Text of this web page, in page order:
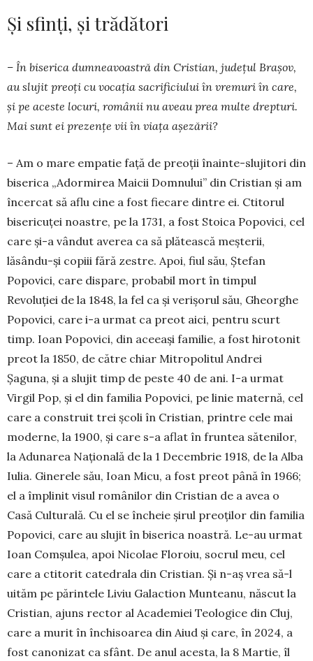
Și sfinți, și trădători
– În biserica dumneavoastră din Cristian, județul Brașov,
au slujit preoți cu vocația sacrificiului în vremuri în care,
și pe aceste locuri, românii nu aveau prea multe drepturi.
Mai sunt ei prezențe vii în viața așezării?
– Am o mare empatie față de preoții înainte-slujitori din
biserica „Adormirea Maicii Domnului” din Cristian și am
încercat să aflu cine a fost fiecare dintre ei. Ctitorul
bisericuței noastre, pe la 1731, a fost Stoica Popovici, cel
care și-a vândut averea ca să plătească meșterii,
lăsându-și copiii fără zestre. Apoi, fiul său, Ștefan
Popovici, care dispare, probabil mort în timpul
Revoluției de la 1848, la fel ca și verișorul său, Gheorghe
Popovici, care i-a urmat ca preot aici, pentru scurt
timp. Ioan Popovici, din aceeași familie, a fost hirotonit
preot la 1850, de către chiar Mitropolitul Andrei
Șaguna, și a slujit timp de peste 40 de ani. I-a urmat
Virgil Pop, și el din familia Popovici, pe linie maternă, cel
care a construit trei școli în Cristian, printre cele mai
moderne, la 1900, și care s-a aflat în fruntea sătenilor,
la Adunarea Națională de la 1 Decembrie 1918, de la Alba
Iulia. Ginerele său, Ioan Micu, a fost preot până în 1966;
el a împlinit visul românilor din Cristian de a avea o
Casă Culturală. Cu el se încheie șirul preoților din familia
Popovici, care au slujit în biserica noastră. Le-au urmat
Ioan Comșulea, apoi Nicolae Floroiu, socrul meu, cel
care a ctitorit catedrala din Cristian. Și n-aș vrea să-l
uităm pe părintele Liviu Galaction Munteanu, născut la
Cristian, ajuns rector al Academiei Teologice din Cluj,
care a murit în închisoarea din Aiud și care, în 2024, a
fost canonizat ca sfânt. De anul acesta, la 8 Martie, îl